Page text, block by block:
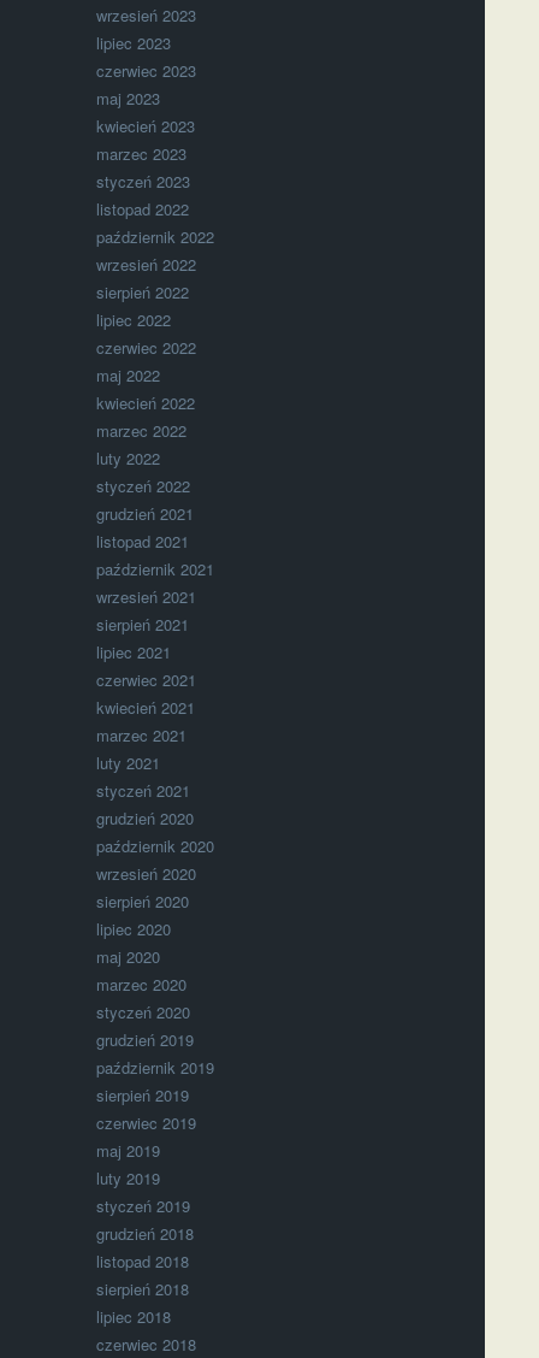
wrzesień 2023
lipiec 2023
czerwiec 2023
maj 2023
kwiecień 2023
marzec 2023
styczeń 2023
listopad 2022
październik 2022
wrzesień 2022
sierpień 2022
lipiec 2022
czerwiec 2022
maj 2022
kwiecień 2022
marzec 2022
luty 2022
styczeń 2022
grudzień 2021
listopad 2021
październik 2021
wrzesień 2021
sierpień 2021
lipiec 2021
czerwiec 2021
kwiecień 2021
marzec 2021
luty 2021
styczeń 2021
grudzień 2020
październik 2020
wrzesień 2020
sierpień 2020
lipiec 2020
maj 2020
marzec 2020
styczeń 2020
grudzień 2019
październik 2019
sierpień 2019
czerwiec 2019
maj 2019
luty 2019
styczeń 2019
grudzień 2018
listopad 2018
sierpień 2018
lipiec 2018
czerwiec 2018